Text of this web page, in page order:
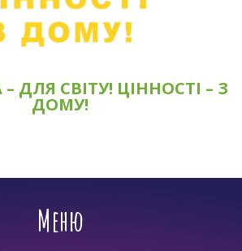
ДЛЯ СВІТУ! ЦІННОСТІ – З
ДОМУ!
Меню